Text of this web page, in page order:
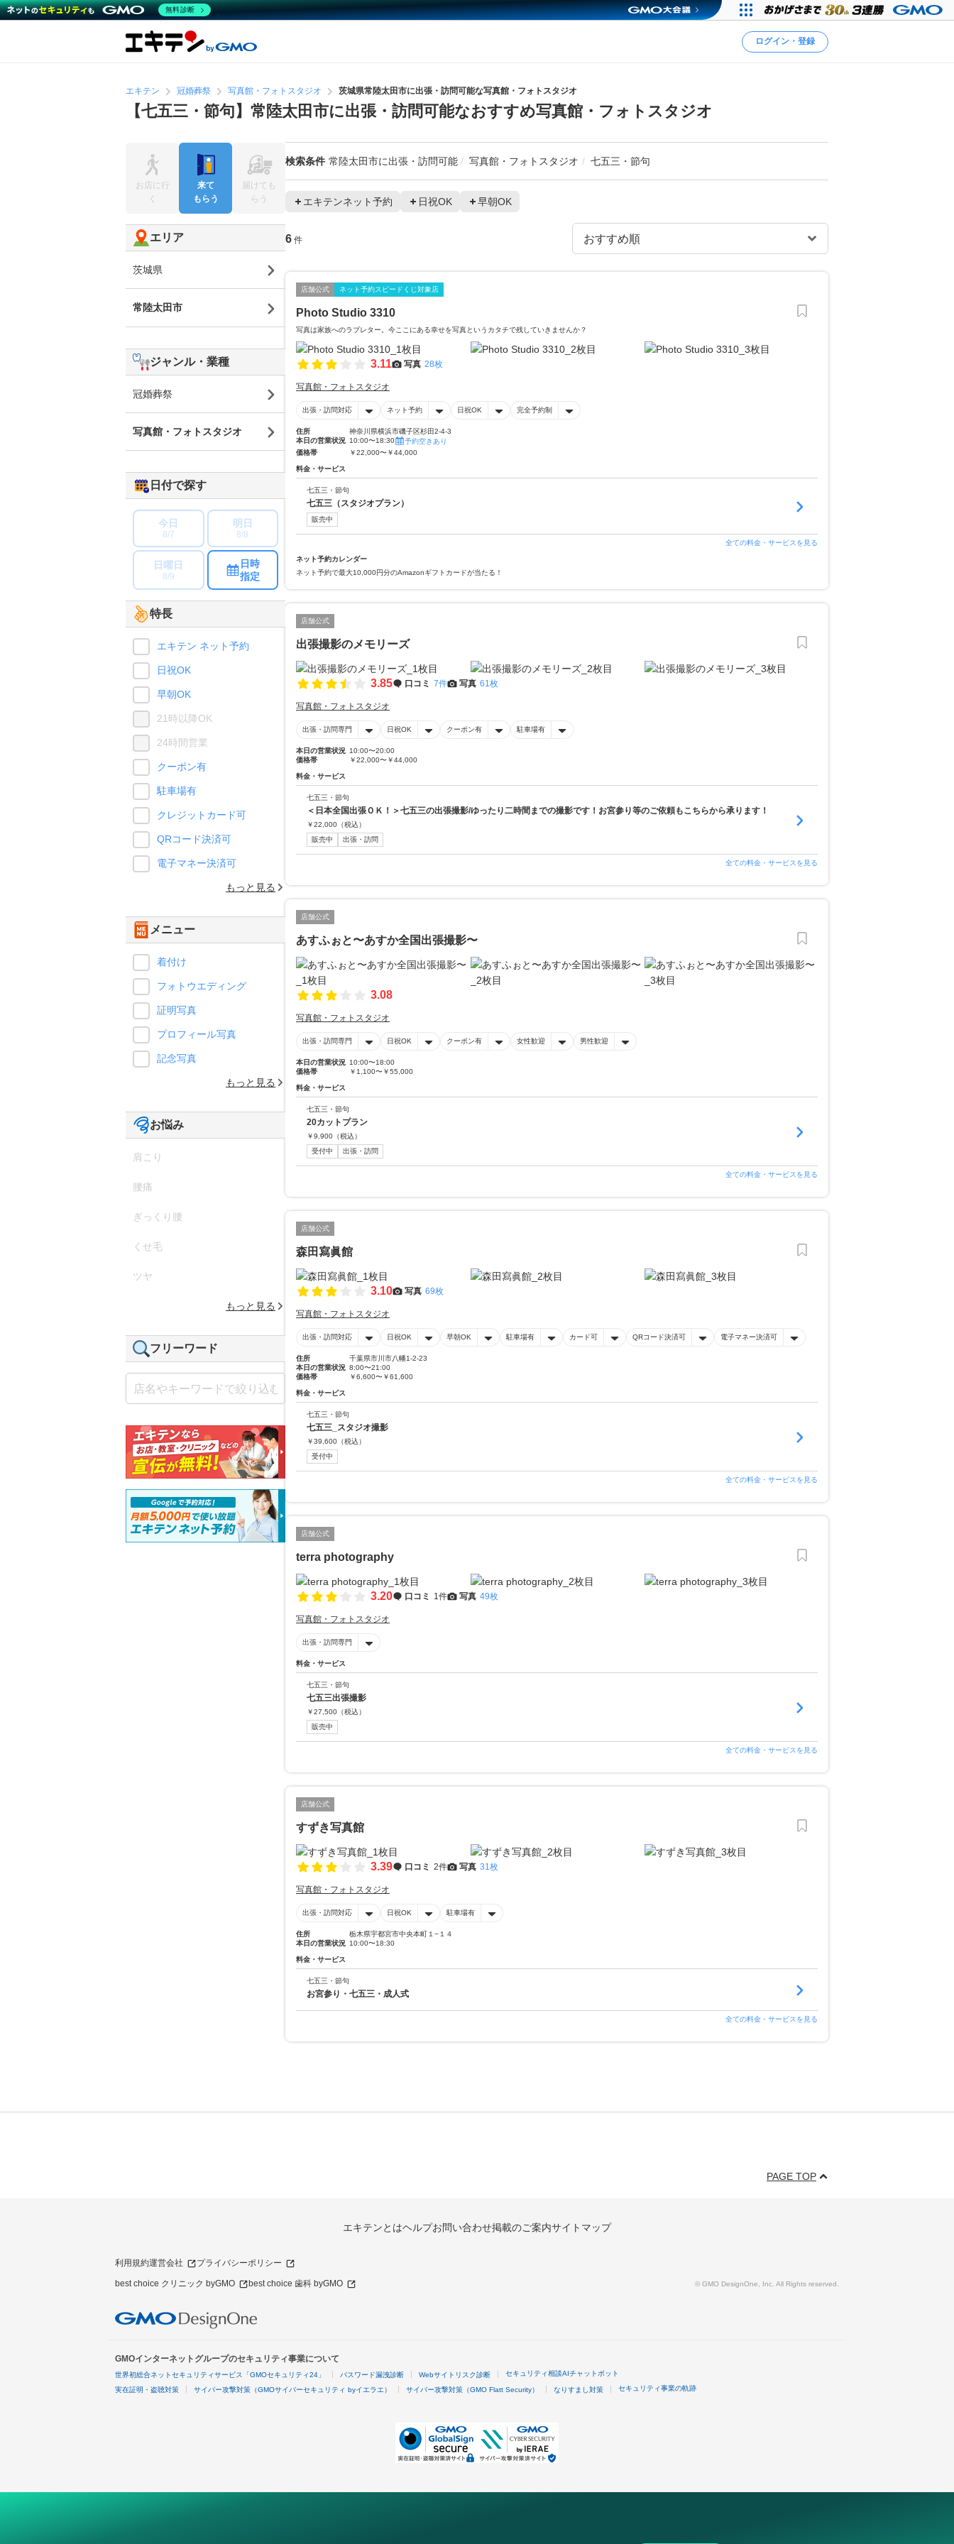
ログイン・登録
エキテン 冠婚葬祭 写真館・フォトスタジオ 茨城県常陸太田市に出張・訪問可能な写真館・フォトスタジオ
【七五三・節句】常陸太田市に出張・訪問可能なおすすめ写真館・フォトスタジオ
検索条件 常陸太田市に出張・訪問可能 写真館・フォトスタジオ 七五三・節句
エキテンネット予約 日祝OK 早朝OK
6 件
店舗公式 ネット予約スピードくじ対象店
Photo Studio 3310
写真は家族へのラブレター。今ここにある幸せを写真というカタチで残していきませんか？
3.11 写真 28枚
写真館・フォトスタジオ
出張・訪問対応 ネット予約 日祝OK 完全予約制
住所
神奈川県横浜市磯子区杉田2-4-3
本日の営業状況 10:00〜18:30
予約空きあり
価格帯
￥22,000〜￥44,000
料金・サービス
七五三・節句
七五三（スタジオプラン）
販売中
全ての料金・サービスを見る
ネット予約カレンダー
ネット予約で最大10,000円分のAmazonギフトカードが当たる！
店舗公式
出張撮影のメモリーズ
3.85 口コミ 7件 写真 61枚
写真館・フォトスタジオ
出張・訪問専門 日祝OK クーポン有 駐車場有
本日の営業状況 10:00〜20:00
価格帯
￥22,000〜￥44,000
料金・サービス
七五三・節句
＜日本全国出張ＯＫ！＞七五三の出張撮影/ゆったり二時間までの撮影です！お宮参り等のご依頼もこちらから承ります！
￥22,000 （税込）
販売中
出張・訪問
全ての料金・サービスを見る
店舗公式
あすふぉと〜あすか全国出張撮影〜
3.08
写真館・フォトスタジオ
出張・訪問専門 日祝OK クーポン有 女性歓迎 男性歓迎
本日の営業状況 10:00〜18:00
価格帯
￥1,100〜￥55,000
料金・サービス
七五三・節句
20カットプラン
￥9,900 （税込）
受付中
出張・訪問
全ての料金・サービスを見る
店舗公式
森田寫眞館
3.10 写真 69枚
写真館・フォトスタジオ
出張・訪問対応 日祝OK 早朝OK 駐車場有 カード可 QRコード決済可 電子マネー決済可
住所
千葉県市川市八幡1-2-23
本日の営業状況 8:00〜21:00
価格帯
￥6,600〜￥61,600
料金・サービス
七五三・節句
七五三_スタジオ撮影
￥39,600 （税込）
受付中
全ての料金・サービスを見る
店舗公式
terra photography
3.20 口コミ 1件 写真 49枚
写真館・フォトスタジオ
出張・訪問専門
料金・サービス
七五三・節句
七五三出張撮影
￥27,500 （税込）
販売中
全ての料金・サービスを見る
店舗公式
すずき写真館
3.39 口コミ 2件 写真 31枚
写真館・フォトスタジオ
出張・訪問対応 日祝OK 駐車場有
住所
栃木県宇都宮市中央本町１−１４
本日の営業状況 10:00〜18:30
料金・サービス
七五三・節句
お宮参り・七五三・成人式
全ての料金・サービスを見る
お店に行
く
来て
もらう
届けても
らう
エリア
茨城県
常陸太田市
ジャンル・業種
冠婚葬祭
写真館・フォトスタジオ
日付で探す
今日
8/7
明日
8/8
日曜日
8/9
日時
指定
特長
エキテン ネット予約
日祝OK
早朝OK
21時以降OK
24時間営業
クーポン有
駐車場有
クレジットカード可
QRコード決済可
電子マネー決済可
もっと見る
メニュー
着付け
フォトウエディング
証明写真
プロフィール写真
記念写真
もっと見る
お悩み
肩こり
腰痛
ぎっくり腰
くせ毛
ツヤ
もっと見る
フリーワード
PAGE TOP
エキテンとはヘルプお問い合わせ掲載のご案内サイトマップ
利用規約運営会社 プライバシーポリシー
best choice クリニック byGMO best choice 歯科 byGMO © GMO DesignOne, Inc. All Rights reserved.
GMOインターネットグループのセキュリティ事業について
世界初総合ネットセキュリティサービス「GMOセキュリティ24」 パスワード漏洩診断 Webサイトリスク診断 セキュリティ相談AIチャットボット
実在証明・盗聴対策 サイバー攻撃対策（GMOサイバーセキュリティ byイエラエ） サイバー攻撃対策（GMO Flatt Security） なりすまし対策 セキュリティ事業の軌跡
無料診断